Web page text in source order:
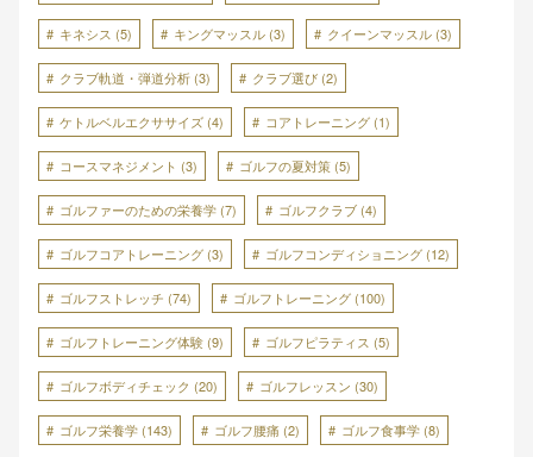
キネシス (5) キングマッスル (3) クイーンマッスル (3)
クラブ軌道・弾道分析 (3) クラブ選び (2)
ケトルベルエクササイズ (4) コアトレーニング (1)
コースマネジメント (3) ゴルフの夏対策 (5)
ゴルファーのための栄養学 (7) ゴルフクラブ (4)
ゴルフコアトレーニング (3) ゴルフコンディショニング (12)
ゴルフストレッチ (74) ゴルフトレーニング (100)
ゴルフトレーニング体験 (9) ゴルフピラティス (5)
ゴルフボディチェック (20) ゴルフレッスン (30)
ゴルフ栄養学 (143) ゴルフ腰痛 (2) ゴルフ食事学 (8)